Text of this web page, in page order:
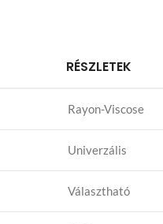
RÉSZLETEK
Rayon-Viscose
Univerzális
Választható